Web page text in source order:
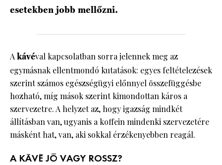
esetekben jobb mellőzni.
Akávéval kapcsolatban sorra jelennek meg az
egymásnak ellentmondó kutatások: egyes feltételezések
szerint számos egészségügyi előnnyel összefüggésbe
hozható, míg mások szerint kimondottan káros a
szervezetre. A helyzet az, hogy igazság mindkét
állításban van, ugyanis a koffein mindenki szervezetére
másként hat, van, aki sokkal érzékenyebben reagál.
A KÁVÉ JÓ VAGY ROSSZ?